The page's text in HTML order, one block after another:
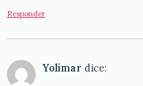
Responder
Yolimar dice: